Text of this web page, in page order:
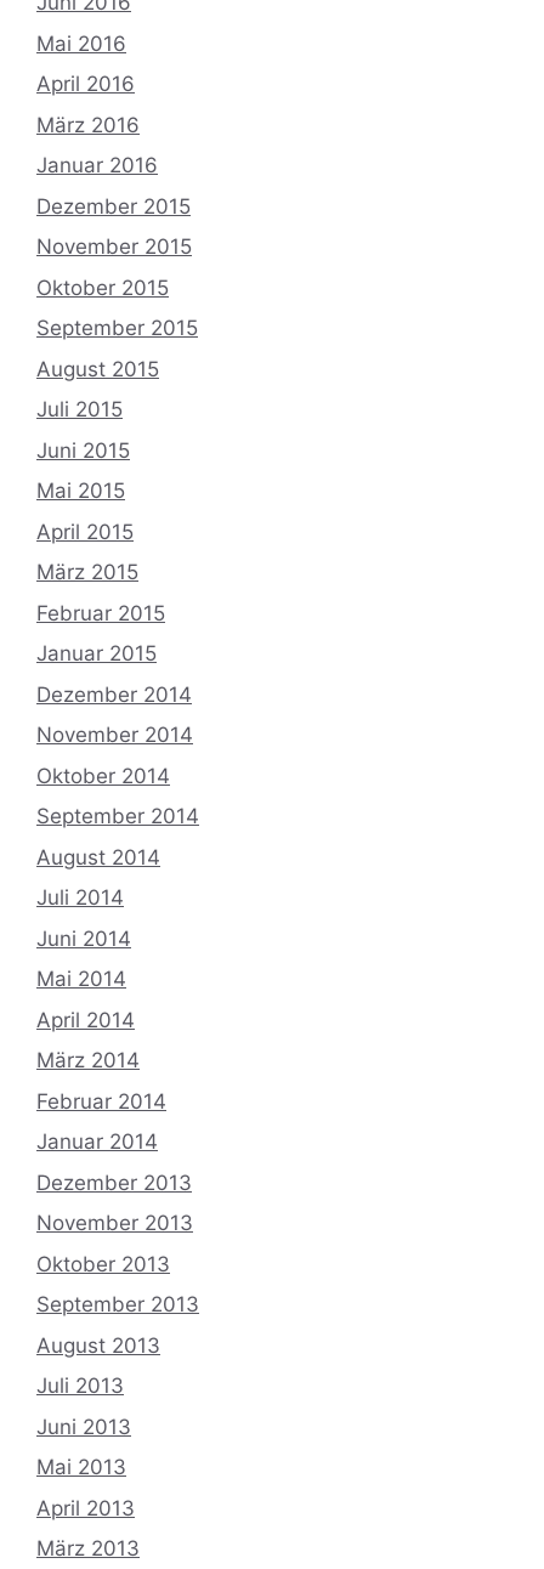
Mai 2016
April 2016
März 2016
Januar 2016
Dezember 2015
November 2015
Oktober 2015
September 2015
August 2015
Juli 2015
Juni 2015
Mai 2015
April 2015
März 2015
Februar 2015
Januar 2015
Dezember 2014
November 2014
Oktober 2014
September 2014
August 2014
Juli 2014
Juni 2014
Mai 2014
April 2014
März 2014
Februar 2014
Januar 2014
Dezember 2013
November 2013
Oktober 2013
September 2013
August 2013
Juli 2013
Juni 2013
Mai 2013
April 2013
März 2013